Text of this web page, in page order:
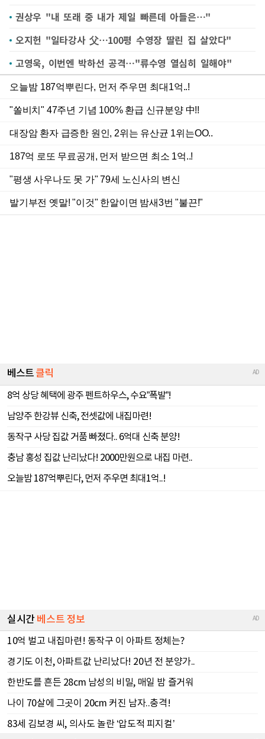
권상우 "내 또래 중 내가 제일 빠른데 아들은…"
오지헌 "일타강사 父…100평 수영장 딸린 집 살았다"
고영욱, 이번엔 박하선 공격…"류수영 열심히 일해야"